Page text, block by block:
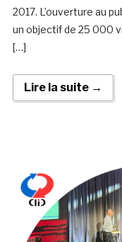
2017. L’ouverture au
un objectif de 25 000
[…]
Lire la suite →